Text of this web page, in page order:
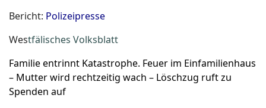
Bericht: Polizeipresse
Westfälisches Volksblatt
Familie entrinnt Katastrophe. Feuer im Einfamilienhaus
– Mutter wird rechtzeitig wach – Löschzug ruft zu
Spenden auf